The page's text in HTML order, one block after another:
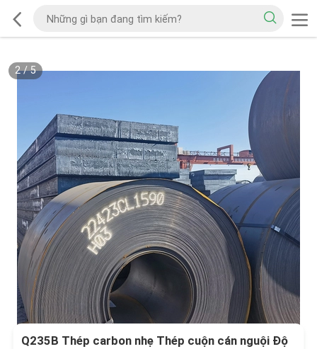
2/5
Q235B Thép carbon nhẹ Thép cuộn cán nguội Độ